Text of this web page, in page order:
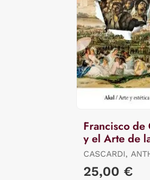
Francisco de
y el Arte de
Critica
CASCARDI,
J.
25,00 €